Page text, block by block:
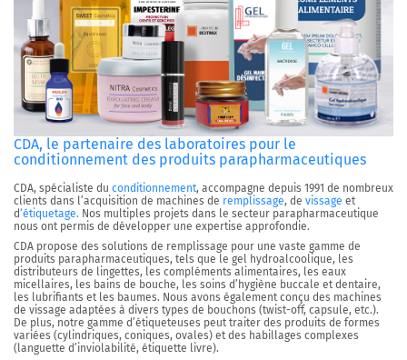
CDA, le partenaire des laboratoires pour le
conditionnement des produits parapharmaceutiques
CDA, spécialiste du conditionnement, accompagne depuis 1991 de nombreux
clients dans l’acquisition de machines de remplissage, de vissage et
d‘étiquetage. Nos multiples projets dans le secteur parapharmaceutique
nous ont permis de développer une expertise approfondie.
CDA propose des solutions de remplissage pour une vaste gamme de
produits parapharmaceutiques, tels que le gel hydroalcoolique, les
distributeurs de lingettes, les compléments alimentaires, les eaux
micellaires, les bains de bouche, les soins d’hygiène buccale et dentaire,
les lubrifiants et les baumes. Nous avons également conçu des machines
de vissage adaptées à divers types de bouchons (twist-off, capsule, etc.).
De plus, notre gamme d’étiqueteuses peut traiter des produits de formes
variées (cylindriques, coniques, ovales) et des habillages complexes
(languette d’inviolabilité, étiquette livre).